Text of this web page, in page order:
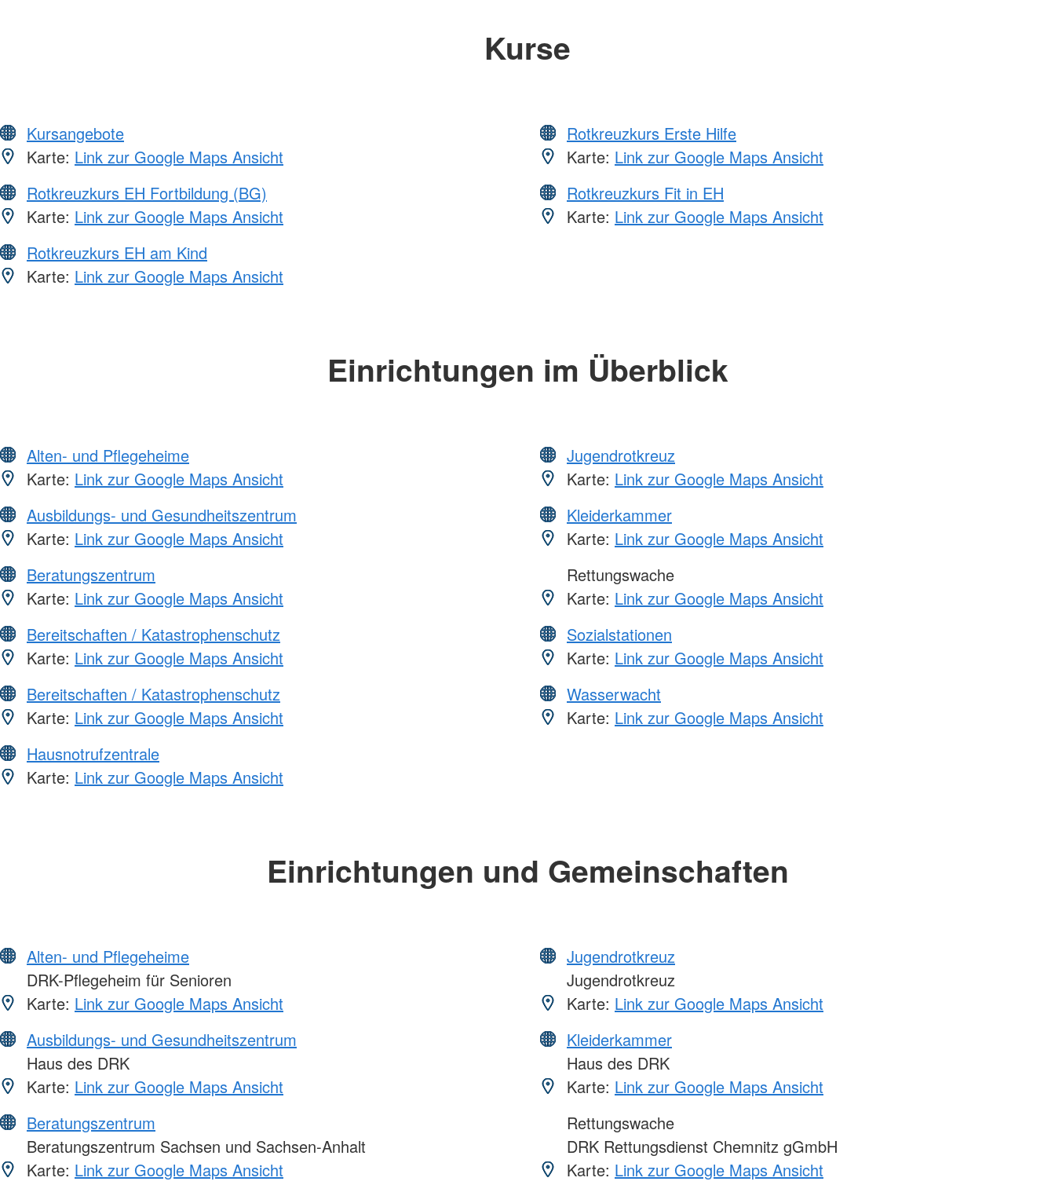
Kurse
Kursangebote
Karte: Link zur Google Maps Ansicht
Rotkreuzkurs EH Fortbildung (BG)
Karte: Link zur Google Maps Ansicht
Rotkreuzkurs EH am Kind
Karte: Link zur Google Maps Ansicht
Rotkreuzkurs Erste Hilfe
Karte: Link zur Google Maps Ansicht
Rotkreuzkurs Fit in EH
Karte: Link zur Google Maps Ansicht
Einrichtungen im Überblick
Alten- und Pflegeheime
Karte: Link zur Google Maps Ansicht
Ausbildungs- und Gesundheitszentrum
Karte: Link zur Google Maps Ansicht
Beratungszentrum
Karte: Link zur Google Maps Ansicht
Bereitschaften / Katastrophenschutz
Karte: Link zur Google Maps Ansicht
Bereitschaften / Katastrophenschutz
Karte: Link zur Google Maps Ansicht
Hausnotrufzentrale
Karte: Link zur Google Maps Ansicht
Jugendrotkreuz
Karte: Link zur Google Maps Ansicht
Kleiderkammer
Karte: Link zur Google Maps Ansicht
Rettungswache
Karte: Link zur Google Maps Ansicht
Sozialstationen
Karte: Link zur Google Maps Ansicht
Wasserwacht
Karte: Link zur Google Maps Ansicht
Einrichtungen und Gemeinschaften
Alten- und Pflegeheime
DRK-Pflegeheim für Senioren
Karte: Link zur Google Maps Ansicht
Ausbildungs- und Gesundheitszentrum
Haus des DRK
Karte: Link zur Google Maps Ansicht
Beratungszentrum
Beratungszentrum Sachsen und Sachsen-Anhalt
Karte: Link zur Google Maps Ansicht
Jugendrotkreuz
Jugendrotkreuz
Karte: Link zur Google Maps Ansicht
Kleiderkammer
Haus des DRK
Karte: Link zur Google Maps Ansicht
Rettungswache
DRK Rettungsdienst Chemnitz gGmbH
Karte: Link zur Google Maps Ansicht